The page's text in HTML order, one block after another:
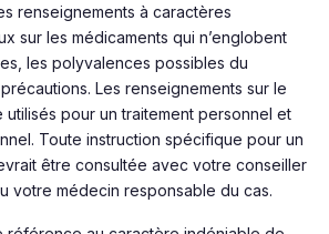
renseignements à caractères
sur les médicaments qui n’englobent
les polyvalences possibles du
Les renseignements sur le
pour un traitement personnel et
Toute instruction spécifique pour un
être consultée avec votre conseiller
votre médecin responsable du cas.